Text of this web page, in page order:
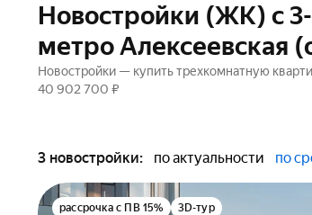
Новостройки (ЖК) с
метро Алексеевская
Новостройки — купить трехкомнатную
40 902 700 ₽
3 новостройки: по актуальности по
рассрочка с ПВ 15% 3D-тур